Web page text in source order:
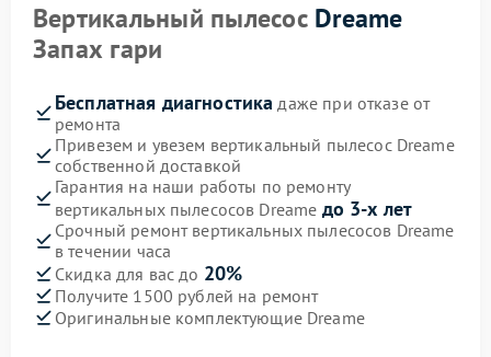
Вертикальный пылесос Dreame
Запах гари
Бесплатная диагностика даже при отказе от
ремонта
Привезем и увезем вертикальный пылесос Dreame
собственной доставкой
Гарантия на наши работы по ремонту
вертикальных пылесосов Dreame до 3-х лет
Срочный ремонт вертикальных пылесосов Dreame
в течении часа
Скидка для вас до 20%
Получите 1500 рублей на ремонт
Оригинальные комплектующие Dreame